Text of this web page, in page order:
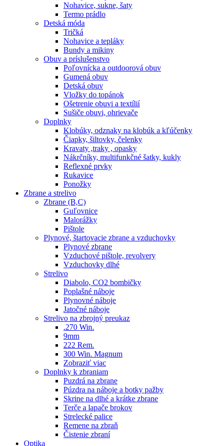
Nohavice, sukne, šaty
Termo prádlo
Detská móda
Tričká
Nohavice a tepláky
Bundy a mikiny
Obuv a príslušenstvo
Poľovnícka a outdoorová obuv
Gumená obuv
Detská obuv
Vložky do topánok
Ošetrenie obuvi a textílií
Sušiče obuvi, ohrievače
Doplnky
Klobúky, odznaky na klobúk a kľúčenky
Čiapky, šiltovky, čelenky
Kravaty ,traky , opasky
Nákrčníky, multifunkčné šatky, kukly
Reflexné prvky
Rukavice
Ponožky
Zbrane a strelivo
Zbrane (B,C)
Guľovnice
Malorážky
Pištole
Plynové, štartovacie zbrane a vzduchovky
Plynové zbrane
Vzduchové pištole, revolvery
Vzduchovky dlhé
Strelivo
Diabolo, CO2 bombičky
Poplašné náboje
Plynovné náboje
Jatočné náboje
Strelivo na zbrojný preukaz
.270 Win.
9mm
222 Rem.
300 Win. Magnum
Zobraziť viac
Doplnky k zbraniam
Puzdrá na zbrane
Púzdra na náboje a botky pažby
Skrine na dlhé a krátke zbrane
Terče a lapače brokov
Strelecké palice
Remene na zbraň
Čistenie zbraní
Optika